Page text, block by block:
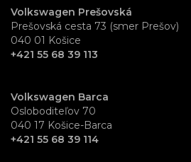
Volkswagen Prešovská
Prešovská cesta 73 (smer Prešov)
040 01 Košice
+421 55 68 39 113
Volkswagen Barca
Osloboditeľov 70
040 17 Košice-Barca
+421 55 68 39 114